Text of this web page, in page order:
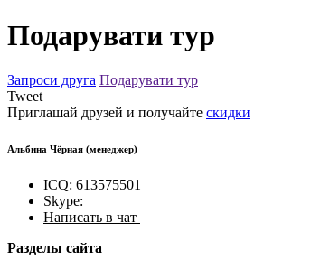
Подарувати тур
Запроси друга Подарувати тур
Tweet
Приглашай друзей и получайте скидки
Альбина Чёрная (менеджер)
ICQ: 613575501
Skype:
Написать в чат
Разделы сайта